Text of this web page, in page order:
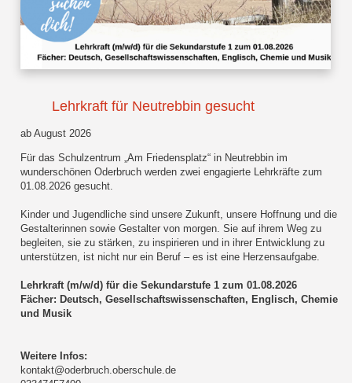
Lehrkraft für Neutrebbin gesucht
ab August 2026
Für das Schulzentrum „Am Friedensplatz“ in Neutrebbin im
wunderschönen Oderbruch werden zwei engagierte Lehrkräfte zum
01.08.2026 gesucht.
Kinder und Jugendliche sind unsere Zukunft, unsere Hoffnung und die
Gestalterinnen sowie Gestalter von morgen. Sie auf ihrem Weg zu
begleiten, sie zu stärken, zu inspirieren und in ihrer Entwicklung zu
unterstützen, ist nicht nur ein Beruf – es ist eine Herzensaufgabe.
Lehrkraft (m/w/d) für die Sekundarstufe 1 zum 01.08.2026
Fächer: Deutsch, Gesellschaftswissenschaften, Englisch, Chemie
und Musik
Weitere Infos:
kontakt@oderbruch.oberschule.de